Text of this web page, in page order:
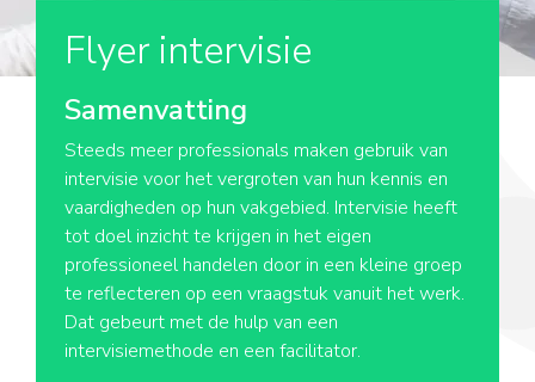
Flyer intervisie
Samenvatting
Steeds meer professionals maken gebruik van
intervisie voor het vergroten van hun kennis en
vaardigheden op hun vakgebied. Intervisie heeft
tot doel inzicht te krijgen in het eigen
professioneel handelen door in een kleine groep
te reflecteren op een vraagstuk vanuit het werk.
Dat gebeurt met de hulp van een
intervisiemethode en een facilitator.